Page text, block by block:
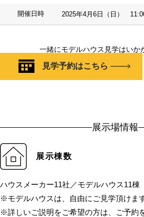
開催日時 2025年4月6日（日）
一緒にモデルハウス見学はいか
見学予約はこちら
展示場情報
展示棟数
ハウスメーカー11社／モデルハウス11棟
※モデルハウスは、自由にご見学頂けます
※詳しいご説明をご希望の方は、ご予約